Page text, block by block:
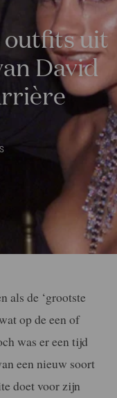
outfits uit
David
als de ‘grootste
op de een of
was er een tijd
een nieuw soort
doet voor zijn